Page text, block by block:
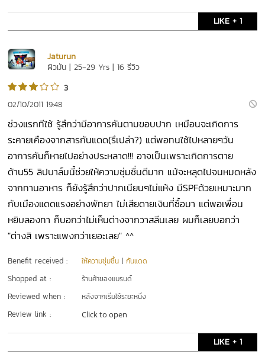
LIKE + 1
Jaturun
ผิวมัน | 25-29 Yrs | 16 รีวิว
3
02/10/2011 19:48
ช่วงแรกทีใช้ รู้สึกว่ามีอาการคันตามขอบปาก เหมือนจะเกิดการ
ระคายเคืองจากสารกันแดด(รึเปล่า?) แต่พอทนใช้ไปหลายๆวัน
อาการคันก็หายไปอย่างประหลาด!!! อาจเป็นเพราะเกิดการตาย
ด้าน55 ลิปบาล์มนี้ช่วยให้ความชุ่มชื่นดีมาก แม้จะหลุดไปจนหมดหลัง
จากทานอาหาร ก็ยังรู้สึกว่าปากเนียนๆไม่แห้ง มีSPFด้วยเหมาะมาก
กับเมืองแดดแรงอย่างพัทยา ไม่เสียดายเงินที่ซื้อมา แต่พอเพื่อน
หยิบลองทา ก็บอกว่าไม่เห็นต่างจากวาสลีนเลย ผมก็เลยบอกว่า
"ต่างสิ เพราะแพงกว่าเยอะเลย" ^^
Benefit received : ให้ความชุ่มชื้น |กันแดด
Shopped at : ร้านค้าของแบรนด์
Reviewed when : หลังจากเริ่มใช้ระยะหนึ่ง
Review link : Click to open
LIKE + 1